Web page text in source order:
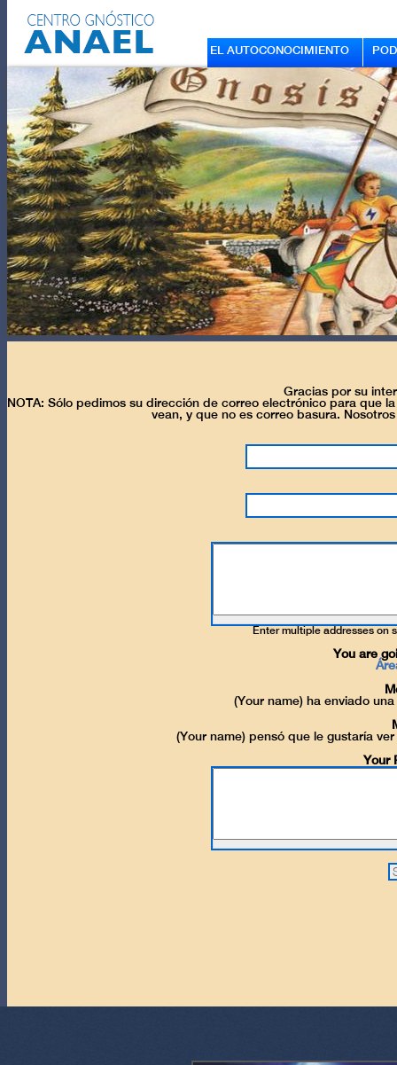
EL AUTOCONOCIMIENTO
Gracias por su
NOTA: Sólo pedimos su dirección de correo electrónico para que
vean, y que no es correo basura.
Enter multiple addresses on
You are
(Your name) ha enviado
(Your name) pensó que le gustaría
Your